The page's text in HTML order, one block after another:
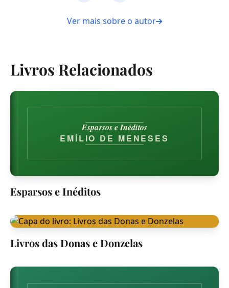
Ver mais sobre o autor
Livros Relacionados
Esparsos e Inéditos
EMÍLIO DE MENESES
Esparsos e Inéditos
Livros das Donas e Donzelas